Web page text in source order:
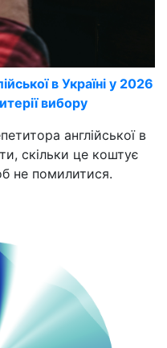
в Україні у 2026
вибору
англійської в
скільки це коштує
не помилитися.